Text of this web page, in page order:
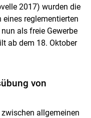
2017) wurden die
eines reglementierten
als freie Gewerbe
ab dem 18. Oktober
von
allgemeinen